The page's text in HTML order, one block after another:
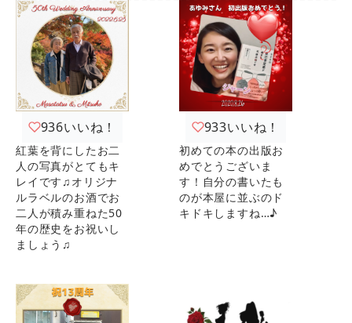
936いいね！
紅葉を背にしたお二
人の写真がとてもキ
レイです♫オリジナ
ルラベルのお酒でお
二人が積み重ねた50
年の歴史をお祝いし
ましょう♫
933いいね！
初めての本の出版お
めでとうございま
す！自分の書いたも
のが本屋に並ぶのド
キドキしますね…♪